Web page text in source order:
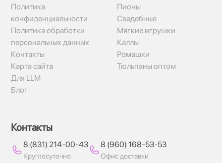
Политика
конфиденциальности
Политика обработки
персональных данных
Контакты
Карта сайта
Для LLM
Блог
Пионы
Свадебные
Мягкие игрушки
Каллы
Ромашки
Тюльпаны оптом
Контакты
8 (831) 214-00-43
Круглосуточно
8 (960) 168-53-53
Офис доставки